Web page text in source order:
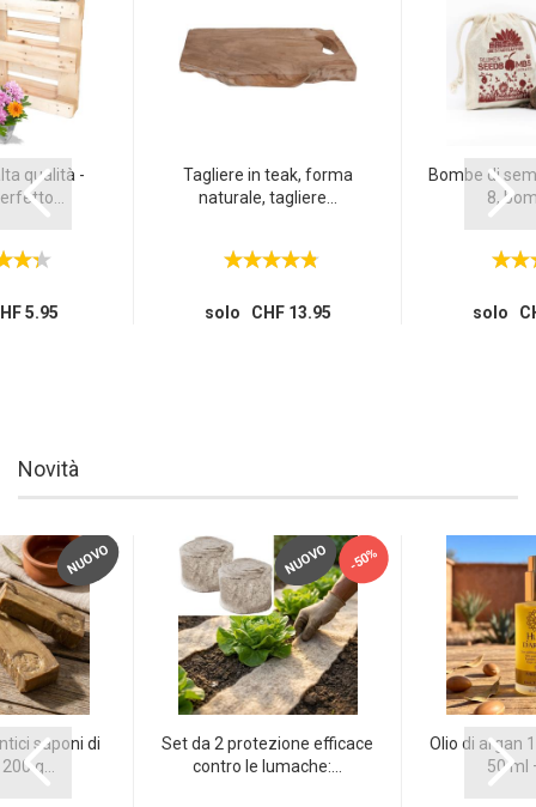
qualità -
5.95
Tagliere in teak, forma
naturale, tagliere...
solo CHF 13.95
Bombe di
8,
solo
Novità
NUOVO
saponi di
g...
NUOVO -50%
Set da 2 protezione efficace
contro le lumache:...
Olio di argan
50 ml